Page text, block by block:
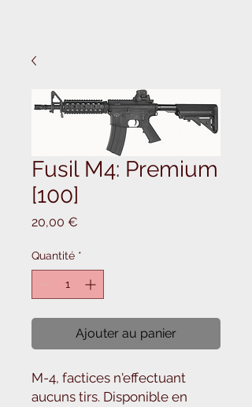
Fusil M4: Premium
[100]
20,00 €
Quantité *
Ajouter au panier
M-4, factices n'effectuant
aucuns tirs. Disponible en